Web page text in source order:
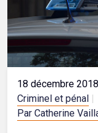
18 décembre 2018
Criminel et pénal |
Par Catherine